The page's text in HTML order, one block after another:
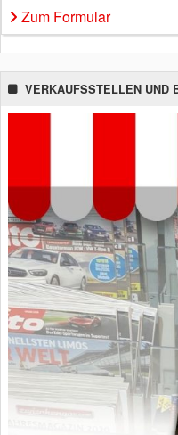
Zum Formular
VERKAUFSSTELLEN UND